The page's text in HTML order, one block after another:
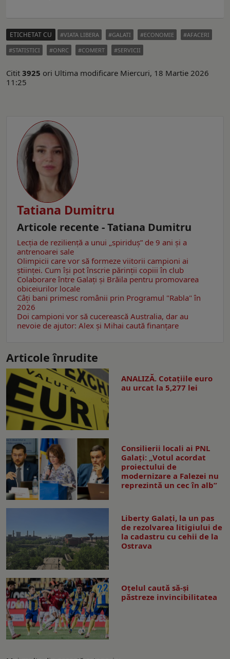
ETICHETAT CU VIATA LIBERA GALATI ECONOMIE
AFACERI
STATISTICI
ONRC COMERT SERVICII
Citit 3925 ori Ultima modificare Miercuri, 18 Martie 2026
11:25
Tatiana Dumitru
Articole recente - Tatiana Dumitru
Lecția de reziliență a unui „spiriduș” de 9 ani și a
antrenoarei sale
Olimpicii care vor să formeze viitorii campioni ai
științei. Cum își pot înscrie părinții copiii în club
Colaborare între Galați și Brăila pentru promovarea
obiceiurilor locale
Câţi bani primesc românii prin Programul "Rabla" în
2026
Doi campioni vor să cucerească Australia, dar au
nevoie de ajutor: Alex și Mihai caută finanțare
Articole înrudite
ANALIZĂ. Cotațiile euro
au urcat la 5,277 lei
Consilierii locali ai PNL
Galaţi: „Votul acordat
proiectului de
modernizare a Falezei nu
reprezintă un cec în alb”
Liberty Galați, la un pas
de rezolvarea litigiului de
la cadastru cu cehii de la
Ostrava
Oțelul caută să-și
păstreze invincibilitatea